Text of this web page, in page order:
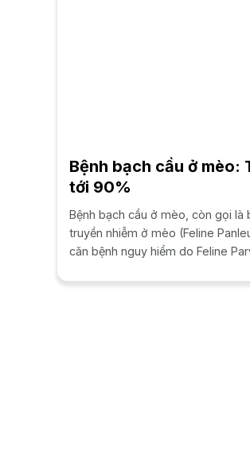
Bệnh bạch cầu ở mèo:
tới 90%
Bệnh bạch cầu ở mèo, còn gọi là
truyền nhiễm ở mèo (Feline
căn bệnh nguy hiểm do Feline